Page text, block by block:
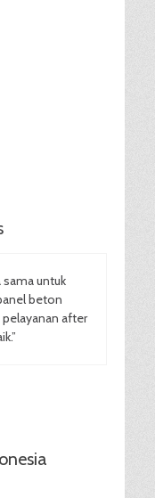
sama untuk
beton
after